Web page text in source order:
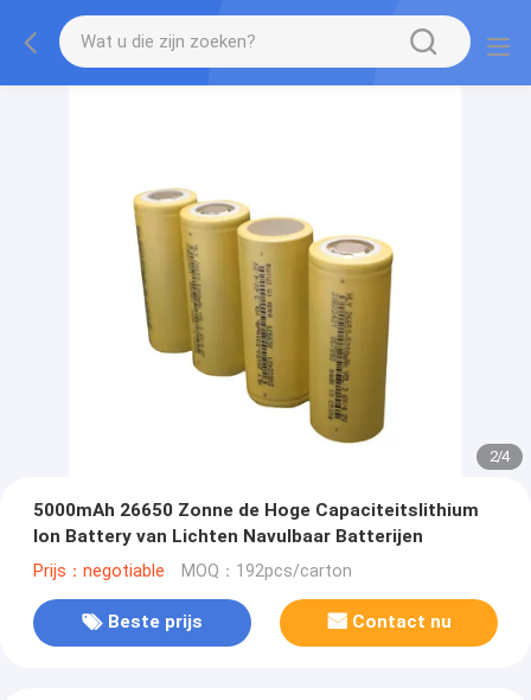
2/4
5000mAh 26650 Zonne de Hoge Capaciteitslithium
Ion Battery van Lichten Navulbaar Batterijen
Prijs：negotiable MOQ：192pcs/carton
Beste prijs Contact nu